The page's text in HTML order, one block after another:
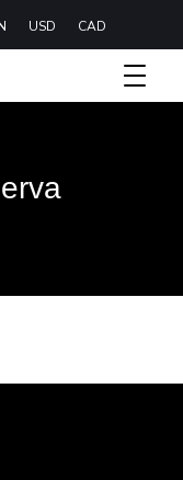
USD CAD